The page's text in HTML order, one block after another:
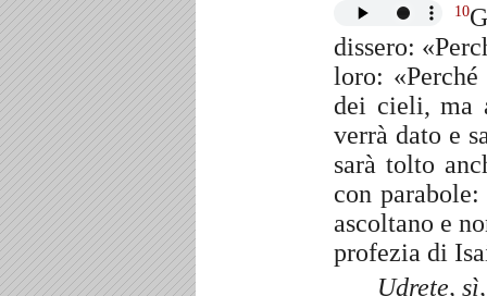
10
dissero:
loro:
dei cieli, ma
verrà dato e
sarà tolto
con
ascoltano e
profezia di
Udrete,